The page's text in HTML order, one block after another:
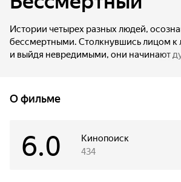
Истории четырех разных людей,
бессмертными. Столкнувшись лицом к
и выйдя невредимыми, они начинают
О фильме
Кинопоиск
6.0 434